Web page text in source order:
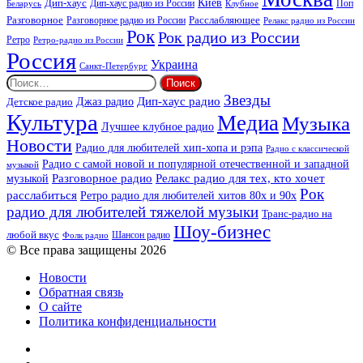
Беларусь Дип-хаус Дип-хаус радио из России Клубное Поп
Разговорное Разговорное радио из России Расслабляющее Релакс радио из России
Ретро Ретро-радио из России РокРок радио из России
Россия Санкт-Петербург Украина
Найти:
Детское радио Джаз радио Дип-хаус радио Звезды
Культура Лучшее клубное радио МедиаМузыка
Новости Радио для любителей хип-хопа и рэпа Радио с классической
музыкой Радио с самой новой и популярной отечественной и западной
музыкой Разговорное радио Релакс радио для тех, кто хочет
расслабиться Ретро радио для любителей хитов 80х и 90х Рок
радио для любителей тяжелой музыки Транс-радио на
любой вкус Фолк радио Шансон радио Шоу-бизнес
© Все права защищены 2026
Новости
Обратная связь
О сайте
Политика конфиденциальности